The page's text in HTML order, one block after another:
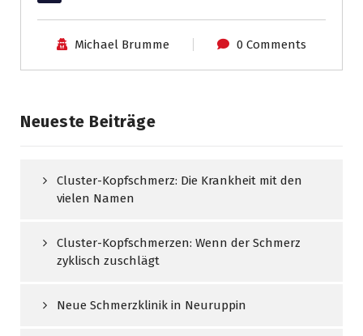
Michael Brumme 0 Comments
Neueste Beiträge
Cluster-Kopfschmerz: Die Krankheit mit den
vielen Namen
Cluster-Kopfschmerzen: Wenn der Schmerz
zyklisch zuschlägt
Neue Schmerzklinik in Neuruppin